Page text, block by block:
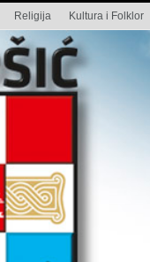
Religija Kultura i Folklor